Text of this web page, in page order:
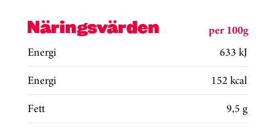
Näringsvärden
per 100g
Energi
633 kJ
Energi
152 kcal
Fett
9,5 g